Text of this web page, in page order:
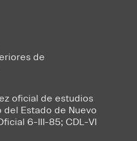
de
oficial de estudios
Estado de Nuevo
6-III-85; CDL-VI